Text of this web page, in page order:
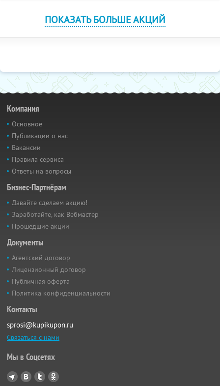
ПОКАЗАТЬ БОЛЬШЕ АКЦИЙ
Компания
Основное
Публикации о нас
Вакансии
Правила сервиса
Ответы на вопросы
Бизнес-Партнёрам
Давайте сделаем акцию!
Заработайте, как Вебмастер
Прошедшие акции
Документы
Агентский договор
Лицензионный договор
Публичная оферта
Политика конфиденциальности
Контакты
sprosi@kupikupon.ru
Связаться с нами
Мы в Соцсетях